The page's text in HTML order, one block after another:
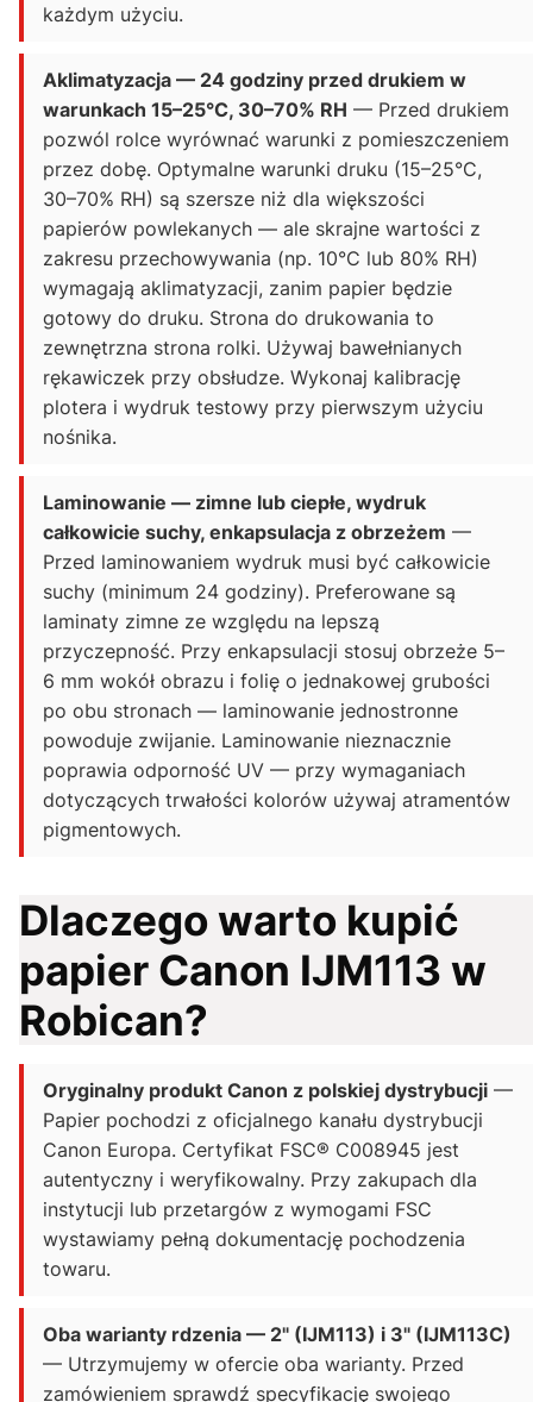
każdym użyciu.
Aklimatyzacja — 24 godziny przed drukiem w
warunkach 15–25°C, 30–70% RH — Przed drukiem
pozwól rolce wyrównać warunki z pomieszczeniem
przez dobę. Optymalne warunki druku (15–25°C,
30–70% RH) są szersze niż dla większości
papierów powlekanych — ale skrajne wartości z
zakresu przechowywania (np. 10°C lub 80% RH)
wymagają aklimatyzacji, zanim papier będzie
gotowy do druku. Strona do drukowania to
zewnętrzna strona rolki. Używaj bawełnianych
rękawiczek przy obsłudze. Wykonaj kalibrację
plotera i wydruk testowy przy pierwszym użyciu
nośnika.
Laminowanie — zimne lub ciepłe, wydruk
całkowicie suchy, enkapsulacja z obrzeżem —
Przed laminowaniem wydruk musi być całkowicie
suchy (minimum 24 godziny). Preferowane są
laminaty zimne ze względu na lepszą
przyczepność. Przy enkapsulacji stosuj obrzeże 5–
6 mm wokół obrazu i folię o jednakowej grubości
po obu stronach — laminowanie jednostronne
powoduje zwijanie. Laminowanie nieznacznie
poprawia odporność UV — przy wymaganiach
dotyczących trwałości kolorów używaj atramentów
pigmentowych.
Dlaczego warto kupić
papier Canon IJM113 w
Robican?
Oryginalny produkt Canon z polskiej dystrybucji —
Papier pochodzi z oficjalnego kanału dystrybucji
Canon Europa. Certyfikat FSC® C008945 jest
autentyczny i weryfikowalny. Przy zakupach dla
instytucji lub przetargów z wymogami FSC
wystawiamy pełną dokumentację pochodzenia
towaru.
Oba warianty rdzenia — 2" (IJM113) i 3" (IJM113C)
— Utrzymujemy w ofercie oba warianty. Przed
zamówieniem sprawdź specyfikację swojego